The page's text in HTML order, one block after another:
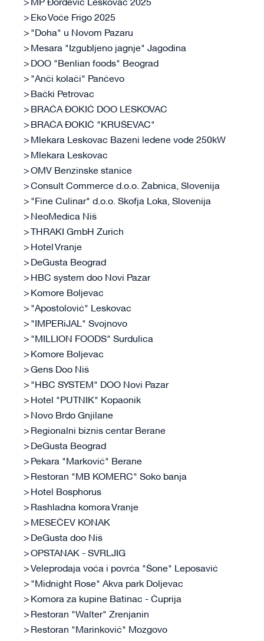
MP Đorđević Leskovac 2025
Eko Voće Frigo 2025
"Doha" u Novom Pazaru
Mesara "Izgubljeno jagnje" Jagodina
DOO "Benlian foods" Beograd
"Anči kolači" Pančevo
Bački Petrovac
BRAĆA ĐOKIĆ DOO LESKOVAC
BRAĆA ĐOKIĆ "KRUŠEVAC"
Mlekara Leskovac Bazeni ledene vode 250kW
Mlekara Leskovac
OMV Benzinske stanice
Consult Commerce d.o.o. Žabnica, Slovenija
"Fine Culinar" d.o.o. Skofja Loka, Slovenija
NeoMedica Niš
THRAKI GmbH Zurich
Hotel Vranje
DeGusta Beograd
HBC system doo Novi Pazar
Komore Boljevac
"Apostolović" Leskovac
"IMPERiJAL" Svojnovo
"MILLION FOODS" Surdulica
Komore Boljevac
Gens Doo Niš
"HBC SYSTEM" DOO Novi Pazar
Hotel "PUTNIK" Kopaonik
Novo Brdo Gnjilane
Regionalni biznis centar Berane
DeGusta Beograd
Pekara "Marković" Berane
Restoran "MB KOMERC" Soko banja
Hotel Bosphorus
Rashladna komora Vranje
MESEČEV KONAK
DeGusta doo Niš
OPSTANAK - SVRLJIG
Veleprodaja voća i povrća "Šone" Leposavić
"Midnight Rose" Akva park Doljevac
Komora za kupine Batinac - Ćuprija
Restoran "Walter" Zrenjanin
Restoran "Marinković" Mozgovo